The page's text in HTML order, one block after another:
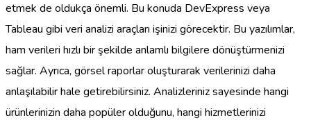
etmek de oldukça önemli. Bu konuda DevExpress veya
Tableau gibi veri analizi araçları işinizi görecektir. Bu yazılımlar,
ham verileri hızlı bir şekilde anlamlı bilgilere dönüştürmenizi
sağlar. Ayrıca, görsel raporlar oluşturarak verilerinizi daha
anlaşılabilir hale getirebilirsiniz. Analizleriniz sayesinde hangi
ürünlerinizin daha popüler olduğunu, hangi hizmetlerinizi